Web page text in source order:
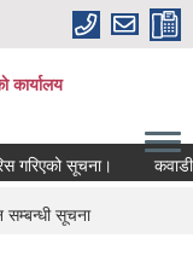
कार्यालय
सूचना। कवाडी
सम्बन्धी सूचना